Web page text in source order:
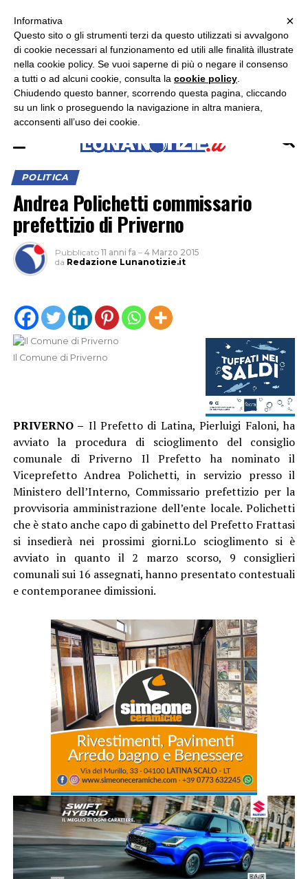
ASCOLTA RADIO LUNA
POLITICA
Andrea Polichetti commissario
prefettizio di Priverno
Pubblicato 11 anni fa – 4 Marzo 2015
da Redazione Lunanotizie.it
Il Comune di Priverno
PRIVERNO – Il Prefetto di Latina, Pierluigi Faloni, ha
avviato la procedura di scioglimento del consiglio
comunale di Priverno Il Prefetto ha nominato il
Viceprefetto Andrea Polichetti, in servizio presso il
Ministero dell’Interno, Commissario prefettizio per la
provvisoria amministrazione dell’ente locale. Polichetti
che è stato anche capo di gabinetto del Prefetto Frattasi
si insedierà nei prossimi giorni.Lo scioglimento si è
avviato in quanto il 2 marzo scorso, 9 consiglieri
comunali sui 16 assegnati, hanno presentato contestuali
e contemporanee dimissioni.
×
×
Informativa
Questo sito o gli strumenti terzi da questo utilizzati si avvalgono
di cookie necessari al funzionamento ed utili alle finalità illustrate
nella cookie policy. Se vuoi saperne di più o negare il consenso
a tutti o ad alcuni cookie, consulta la cookie policy
Chiudendo questo banner, scorrendo questa pagina, cliccando
su un link o proseguendo la navigazione in altra maniera,
acconsenti all’uso dei cookie.